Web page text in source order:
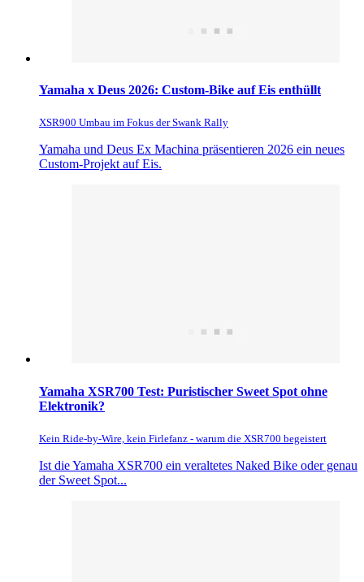
Yamaha x Deus 2026: Custom-Bike auf Eis enthüllt
XSR900 Umbau im Fokus der Swank Rally
Yamaha und Deus Ex Machina präsentieren 2026 ein neues
Custom-Projekt auf Eis.
Yamaha XSR700 Test: Puristischer Sweet Spot ohne
Elektronik?
Kein Ride-by-Wire, kein Firlefanz - warum die XSR700 begeistert
Ist die Yamaha XSR700 ein veraltetes Naked Bike oder genau
der Sweet Spot...